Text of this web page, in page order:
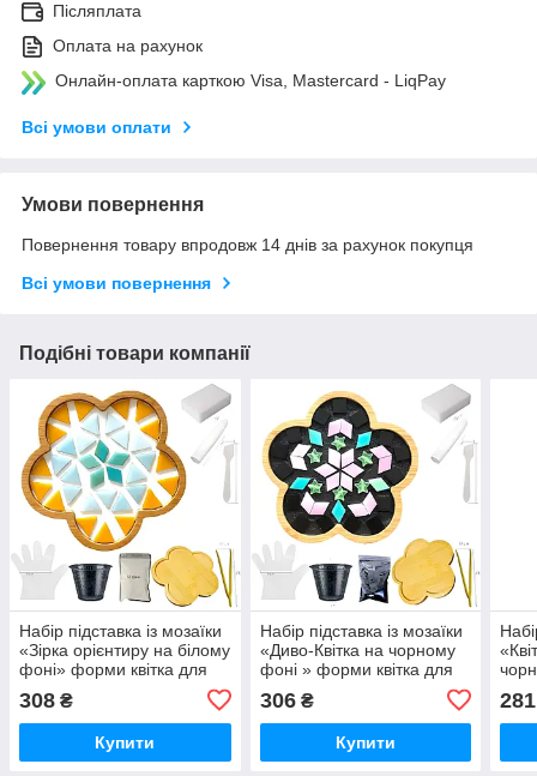
Післяплата
Оплата на рахунок
Онлайн-оплата карткою Visa, Mastercard - LiqPay
Всі умови оплати
Умови повернення
Повернення товару впродовж 14 днів за рахунок покупця
Всі умови повернення
Подібні товари компанії
Набір підставка із мозаїки
«Зірка орієнтиру на білому
фоні» форми квітка для
308 ₴
Купити
Набір підставка із мозаїки
«Диво-Квітка на чорному
фоні » форми квітка для
306₴
Купити
281